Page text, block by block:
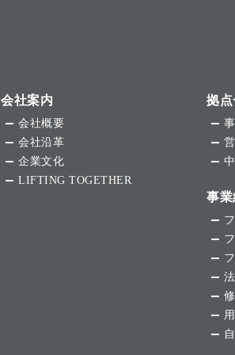
会社案内
会社概要
会社沿革
企業文化
LIFTING TOGETHER
拠
事